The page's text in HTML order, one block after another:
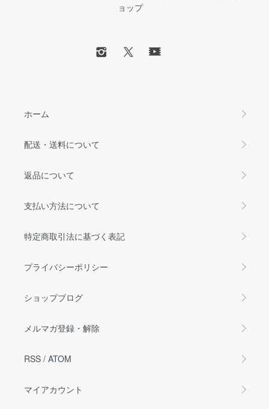
ョップ
ホーム
配送・送料について
返品について
支払い方法について
特定商取引法に基づく表記
プライバシーポリシー
ショップブログ
メルマガ登録・解除
RSS / ATOM
マイアカウント